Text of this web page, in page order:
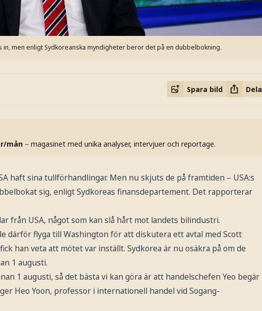
men enligt Sydkoreanska myndigheter beror det på en dubbelbokning.
Spara bild Dela
mån – magasinet med unika analyser, intervjuer och reportage.
haft sina tullförhandlingar. Men nu skjuts de på framtiden – USA:s
sig, enligt Sydkoreas finansdepartement. Det rapporterar
från USA, något som kan slå hårt mot landets bilindustri.
därför flyga till Washington för att diskutera ett avtal med Scott
han veta att mötet var inställt. Sydkorea är nu osäkra på om de
1 augusti.
1 augusti, så det bästa vi kan göra är att handelschefen Yeo begär
Heo Yoon, professor i internationell handel vid Sogang-